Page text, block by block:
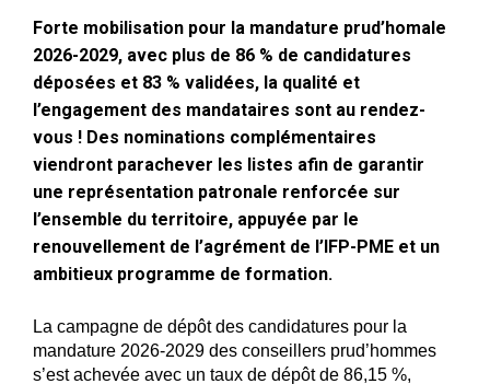
Forte mobilisation pour la mandature prud’homale
2026-2029, avec plus de 86 % de candidatures
déposées et 83 % validées, la qualité et
l’engagement des mandataires sont au rendez-
vous ! Des nominations complémentaires
viendront parachever les listes afin de garantir
une représentation patronale renforcée sur
l’ensemble du territoire, appuyée par le
renouvellement de l’agrément de l’IFP-PME et un
ambitieux programme de formation.
La campagne de dépôt des candidatures pour la
mandature 2026-2029 des conseillers prud’hommes
s’est achevée avec un taux de dépôt de 86,15 %,